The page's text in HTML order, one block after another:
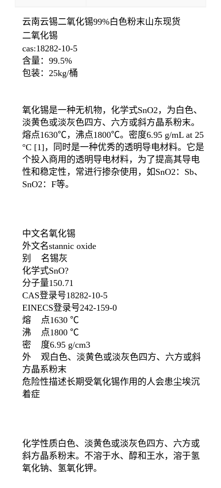
云南云锡二氧化锡99%白色粉末山东现货
二氧化锡
cas:18282-10-5
含量：99.5%
包装：25kg/桶
氧化锡是一种无机物，化学式SnO2，为白色、
淡黄色或淡灰色四方、六方或斜方晶系粉末。
熔点1630℃，沸点1800℃。密度6.95 g/mL at 25
°C [1]，同时是一种优秀的透明导电材料。它是
个投入商用的透明导电材料，为了提高其导电
性和稳定性，常进行掺杂使用，如SnO2：Sb、
SnO2：F等。
中文名氧化锡
外文名stannic oxide
别 名锡灰
化学式SnO?
分子量150.71
CAS登录号18282-10-5
EINECS登录号242-159-0
熔 点1630 ℃
沸 点1800 ℃
密 度6.95 g/cm3
外 观白色、淡黄色或淡灰色四方、六方或斜
方晶系粉末
危险性描述长期受氧化锡作用的人会患尘埃沉
着症
化学性质白色、淡黄色或淡灰色四方、六方或
斜方晶系粉末。不溶于水、醇和王水，溶于氢
氧化钠、氢氧化钾。